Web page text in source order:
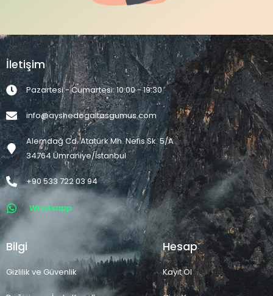
İletişim
Pazartesi - Cumartesi: 10:00 - 19:30
info@ayshedogaltasgumus.com
Alemdağ Cd. Atatürk Mh. Nefis Sk. 5/A
34764 Ümraniye/İstanbul
+90 533 722 03 94
Whatsapp
Bilgi
Gizlilik ve Güvenlik
Hesap
Kayıt Ol